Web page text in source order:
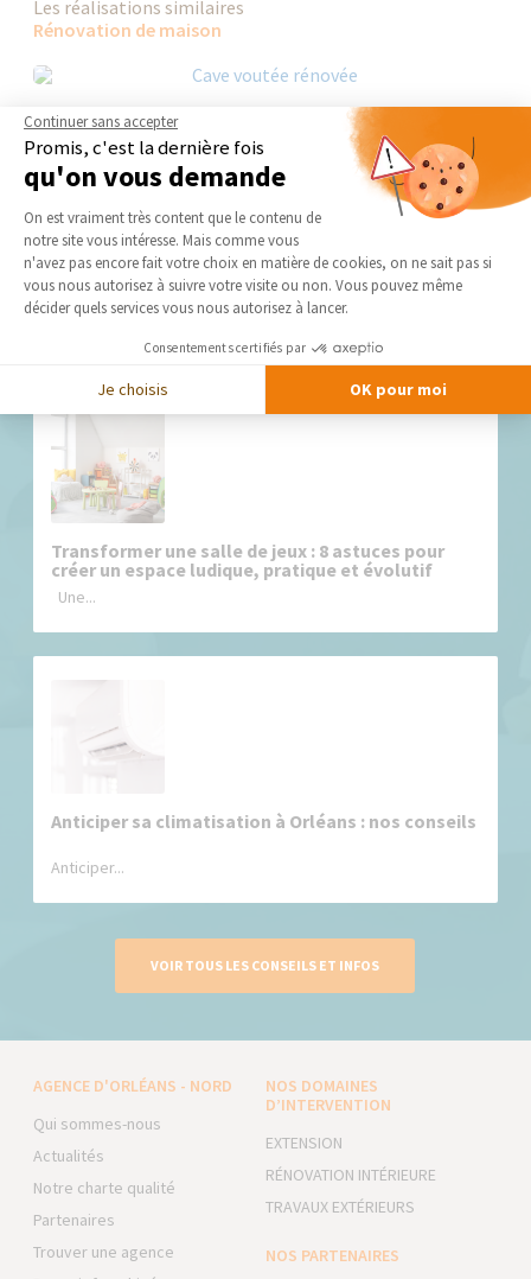
Les réalisations similaires
Rénovation de maison
Nos derniers conseils et actus
Transformer une salle de jeux : 8 astuces pour
créer un espace ludique, pratique et évolutif
Une...
Anticiper sa climatisation à Orléans : nos conseils
Anticiper...
VOIR TOUS LES CONSEILS ET INFOS
AGENCE D'ORLÉANS - NORD
Qui sommes-nous
Actualités
Notre charte qualité
Partenaires
Trouver une agence
NOS DOMAINES
D’INTERVENTION
EXTENSION
RÉNOVATION INTÉRIEURE
TRAVAUX EXTÉRIEURS
NOS PARTENAIRES
Continuer sans accepter
Promis, c'est la dernière fois
qu'on vous demande
Plateforme de Gestion du
On est vraiment très content que le contenu de
notre site vous intéresse. Mais comme vous
n'avez pas encore fait votre choix en matière de cookies, on ne sait pas si
vous nous autorisez à suivre votre visite ou non. Vous pouvez même
décider quels services vous nous autorisez à lancer.
Consentements certifiés par
Je choisis OK pour moi
Axeptio consent